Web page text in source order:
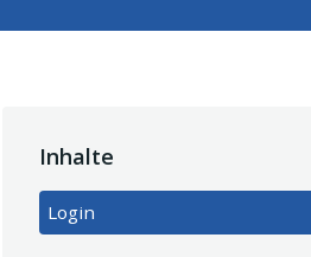
Inhalte
Login